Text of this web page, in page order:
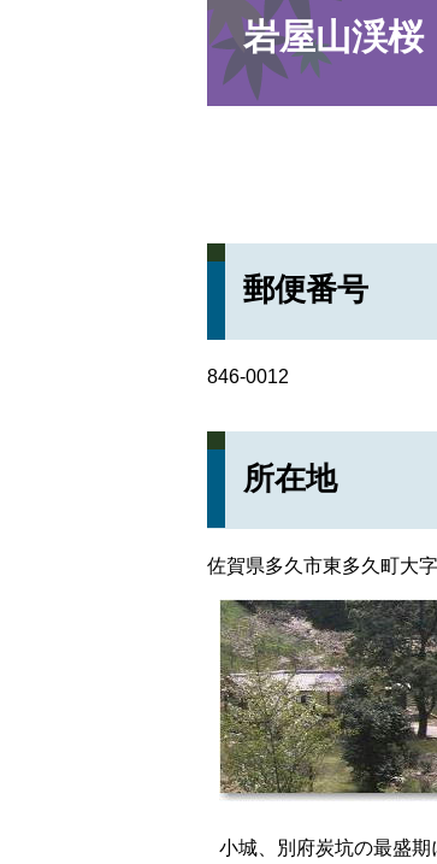
文
岩屋山渓桜
郵便番号
846-0012
所在地
佐賀県多久市東多久町大
小城、別府炭坑の最盛